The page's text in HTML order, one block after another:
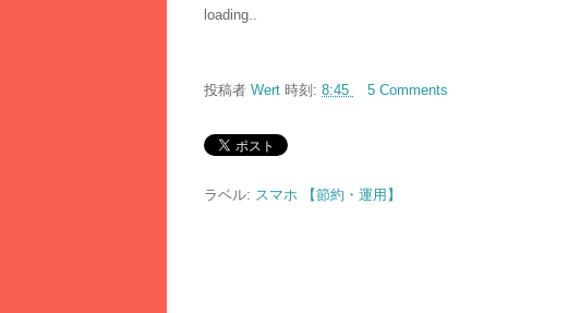
loading..
投稿者 Wert 時刻: 8:45 5 Comments
ラベル: スマホ 【節約・運用】